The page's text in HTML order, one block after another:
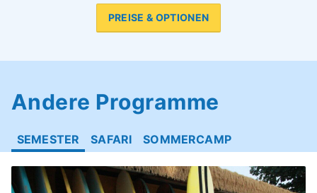
PREISE & OPTIONEN
Andere Programme
SEMESTER SAFARI SOMMERCAMP